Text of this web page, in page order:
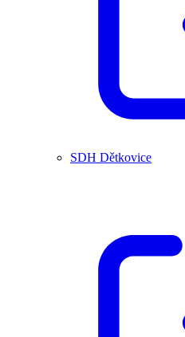
SDH Dětkovice